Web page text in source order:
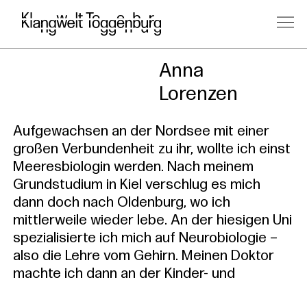
Anna
Lorenzen
Aufgewachsen an der Nordsee mit einer
großen Verbundenheit zu ihr, wollte ich einst
Meeresbiologin werden. Nach meinem
Grundstudium in Kiel verschlug es mich
dann doch nach Oldenburg, wo ich
mittlerweile wieder lebe. An der hiesigen Uni
spezialisierte ich mich auf Neurobiologie –
also die Lehre vom Gehirn. Meinen Doktor
machte ich dann an der Kinder- und